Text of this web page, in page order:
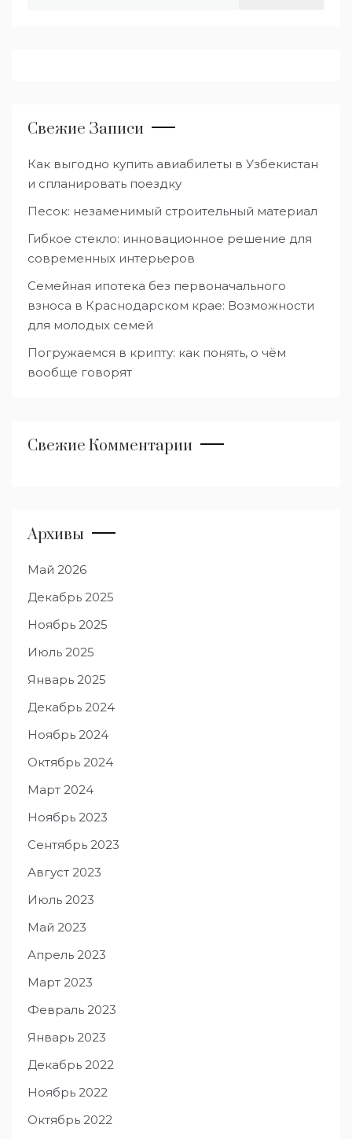
Свежие Записи
Как выгодно купить авиабилеты в Узбекистан
и спланировать поездку
Песок: незаменимый строительный материал
Гибкое стекло: инновационное решение для
современных интерьеров
Семейная ипотека без первоначального
взноса в Краснодарском крае: Возможности
для молодых семей
Погружаемся в крипту: как понять, о чём
вообще говорят
Свежие Комментарии
Архивы
Май 2026
Декабрь 2025
Ноябрь 2025
Июль 2025
Январь 2025
Декабрь 2024
Ноябрь 2024
Октябрь 2024
Март 2024
Ноябрь 2023
Сентябрь 2023
Август 2023
Июль 2023
Май 2023
Апрель 2023
Март 2023
Февраль 2023
Январь 2023
Декабрь 2022
Ноябрь 2022
Октябрь 2022